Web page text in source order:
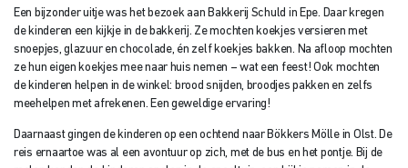
Een bijzonder uitje was het bezoek aan Bakkerij Schuld in Epe. Daar kregen
de kinderen een kijkje in de bakkerij. Ze mochten koekjes versieren met
snoepjes, glazuur en chocolade, én zelf koekjes bakken. Na afloop mochten
ze hun eigen koekjes mee naar huis nemen – wat een feest! Ook mochten
de kinderen helpen in de winkel: brood snijden, broodjes pakken en zelfs
meehelpen met afrekenen. Een geweldige ervaring!
Daarnaast gingen de kinderen op een ochtend naar Bökkers Mölle in Olst. De
reis ernaartoe was al een avontuur op zich, met de bus en het pontje. Bij de